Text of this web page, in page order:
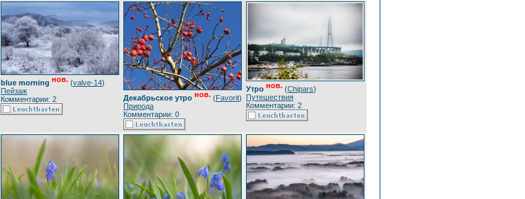
blue morning нов. (valve-14)
Пейзаж
Комментарии: 2
Декабрьское утро нов. (Favorit)
Природа
Комментарии: 0
Утро нов. (Chipars)
Путешествия
Комментарии: 2